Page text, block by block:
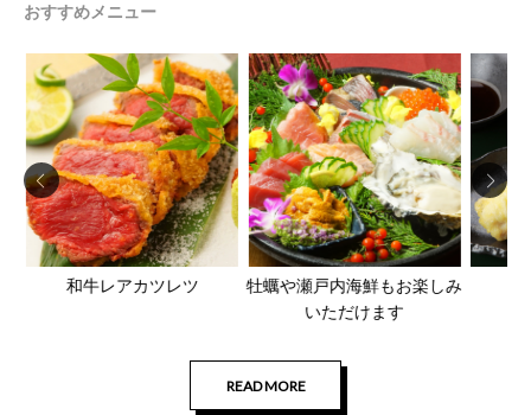
おすすめメニュー
和牛レアカツレツ
牡蠣や瀬戸内海鮮もお楽しみ
いただけます
READ MORE